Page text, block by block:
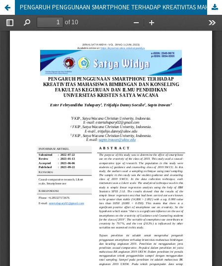
PENGARUH PENGGUNAAN SMARTPHONE TERHADAP KREATIVITAS MAHASISWA BIMBINGAN DAN KONSELING FAKULTAS KEGURUAN DAN ILMU PENDIDIKAN UNIVERSITAS KRISTEN SATYA WACANA